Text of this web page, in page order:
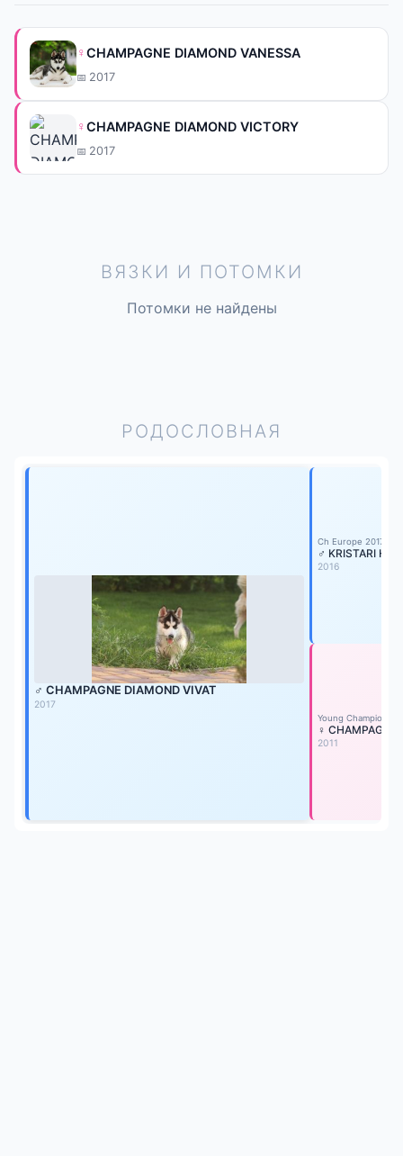
♀CHAMPAGNE DIAMOND VANESSA
2017
♀CHAMPAGNE DIAMOND VICTORY
2017
ВЯЗКИ И ПОТОМКИ
Потомки не найдены
РОДОСЛОВНАЯ
♂ CHAMPAGNE DIAMOND VIVAT
2017
Ch Europe 2017
♂ KRISTARI
2016
Young Champion of
♀ CHAMPAGNE
2011